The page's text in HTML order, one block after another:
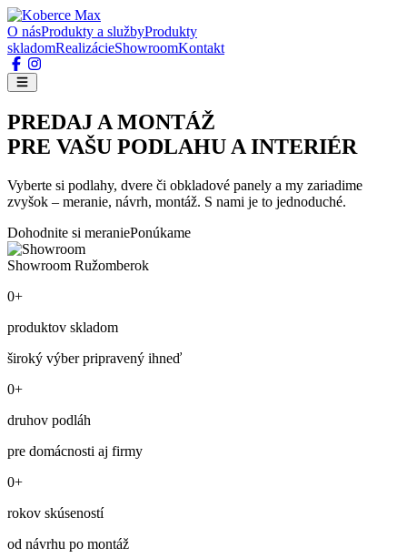
O násProdukty a službyProdukty
skladomRealizácieShowroomKontakt
PREDAJ A MONTÁŽ
PRE VAŠU PODLAHU A INTERIÉR
Vyberte si podlahy, dvere či obkladové panely a my zariadime
zvyšok – meranie, návrh, montáž. S nami je to jednoduché.
Dohodnite si meraniePonúkame
Showroom Ružomberok
0+
produktov skladom
široký výber pripravený ihneď
0+
druhov podláh
pre domácnosti aj firmy
0+
rokov skúseností
od návrhu po montáž